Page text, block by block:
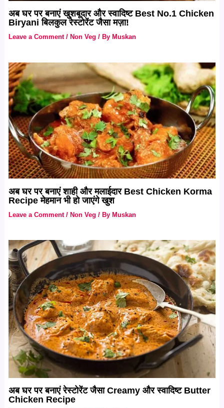
अब घर पर बनाएं खुशबूदार और स्वादिष्ट Best No.1 Chicken
Biryani बिलकुल रेस्टोरेंट जैसा मज़ा!
Leave a Comment / Non Veg / By Muskan
अब घर पर बनाएं शाही और मलाईदार Best Chicken Korma
Recipe मेहमान भी हो जाएंगे खुश
Leave a Comment /Non Veg / ByMuskan
अब घर पर बनाएं रेस्टोरेंट जैसा Creamy और स्वादिष्ट Butter
Chicken Recipe